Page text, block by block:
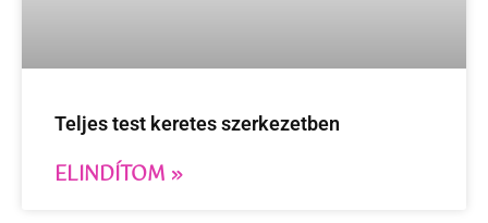
Teljes test keretes szerkezetben
ELINDÍTOM »